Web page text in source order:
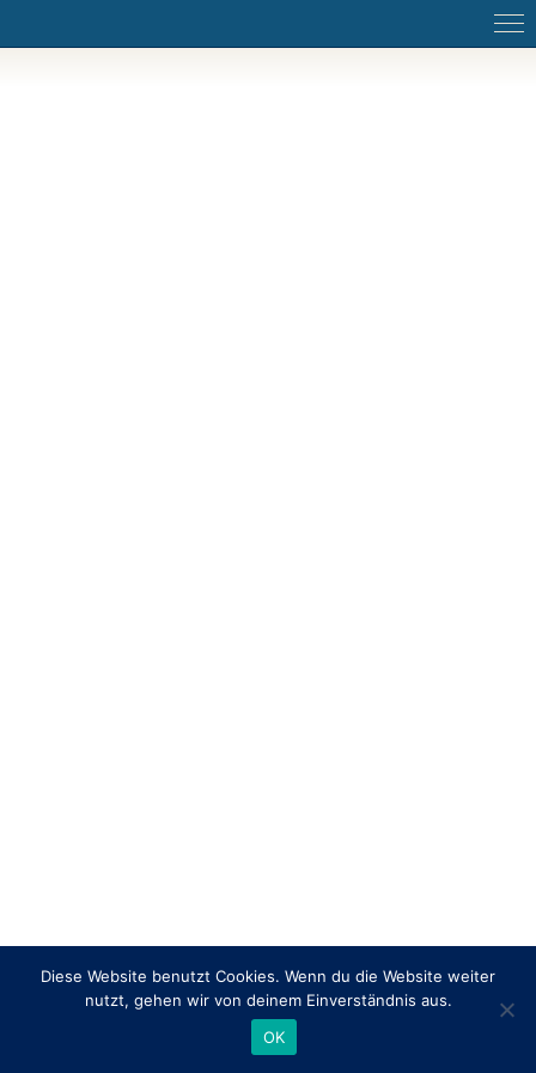
Diese Website benutzt Cookies. Wenn du die Website weiter
nutzt, gehen wir von deinem Einverständnis aus.
OK